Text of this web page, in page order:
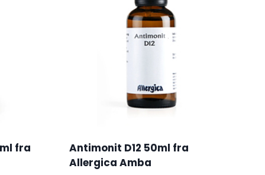
fra
Antimonit D12 50ml fra
Allergica Amba